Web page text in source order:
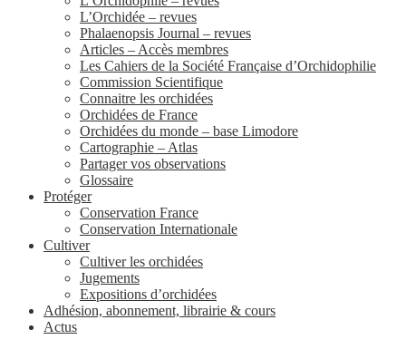
L’Orchidée – revues
Phalaenopsis Journal – revues
Articles – Accès membres
Les Cahiers de la Société Française d’Orchidophilie
Commission Scientifique
Connaitre les orchidées
Orchidées de France
Orchidées du monde – base Limodore
Cartographie – Atlas
Partager vos observations
Glossaire
Protéger
Conservation France
Conservation Internationale
Cultiver
Cultiver les orchidées
Jugements
Expositions d’orchidées
Adhésion, abonnement, librairie & cours
Actus